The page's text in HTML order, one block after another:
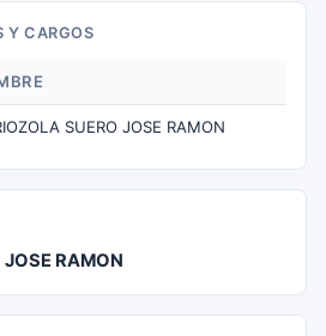
Y CARGOS
SUERO JOSE RAMON
RAMON